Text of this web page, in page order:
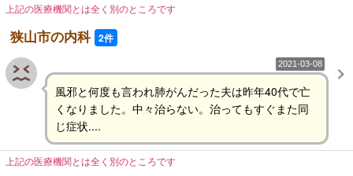
上記の医療機関とは全く別のところです
狭山市の内科 2件
2021-03-08
風邪と何度も言われ肺がんだった夫は昨年40代で亡
くなりました。中々治らない。治ってもすぐまた同
じ症状....
上記の医療機関とは全く別のところです